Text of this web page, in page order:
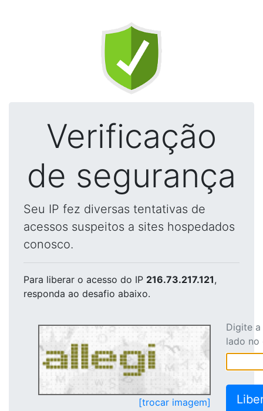
Verificação
de segurança
Seu IP fez diversas tentativas de
acessos suspeitos a sites hospedados
conosco.
Para liberar o acesso do IP 216.73.217.121,
responda ao desafio abaixo.
[trocar imagem]
Digite
lado no